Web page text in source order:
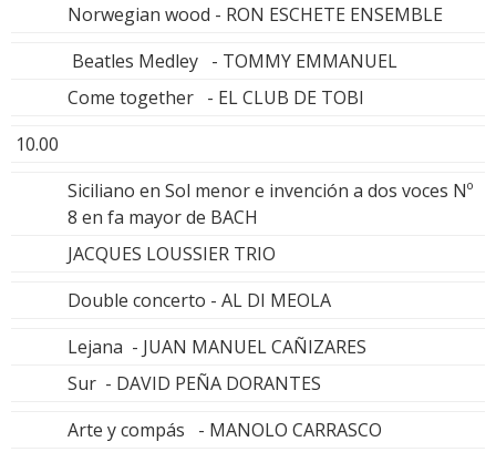
Norwegian wood - RON ESCHETE ENSEMBLE
Beatles Medley - TOMMY EMMANUEL
Come together - EL CLUB DE TOBI
10.00
Siciliano en Sol menor e invención a dos voces Nº
8 en fa mayor de BACH
JACQUES LOUSSIER TRIO
Double concerto - AL DI MEOLA
Lejana - JUAN MANUEL CAÑIZARES
Sur - DAVID PEÑA DORANTES
Arte y compás - MANOLO CARRASCO